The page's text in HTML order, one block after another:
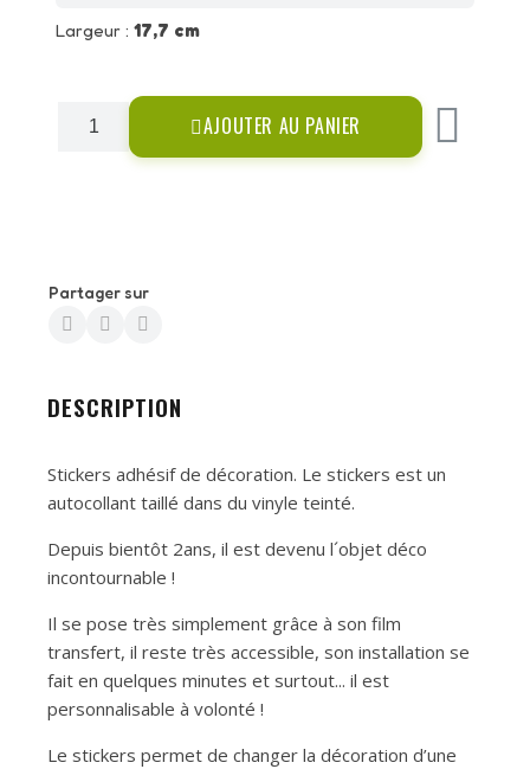
Largeur : 17,7 cm
AJOUTER AU PANIER
Partager sur
DESCRIPTION
Stickers adhésif de décoration. Le stickers est un
autocollant taillé dans du vinyle teinté.
Depuis bientôt 2ans, il est devenu l´objet déco
incontournable !
Il se pose très simplement grâce à son film
transfert, il reste très accessible, son installation se
fait en quelques minutes et surtout... il est
personnalisable à volonté !
Le stickers permet de changer la décoration d’une